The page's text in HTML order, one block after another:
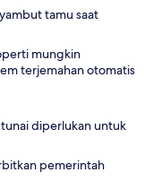
tamu saat
mungkin
terjemahan otomatis
diperlukan untuk
pemerintah